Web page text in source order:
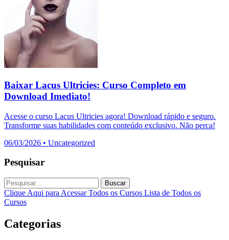
Baixar Lacus Ultricies: Curso Completo em
Download Imediato!
Acesse o curso Lacus Ultricies agora! Download rápido e seguro.
Transforme suas habilidades com conteúdo exclusivo. Não perca!
06/03/2026 • Uncategorized
Pesquisar
Buscar
Clique Aqui para Acessar Todos os Cursos Lista de Todos os
Cursos
Categorias